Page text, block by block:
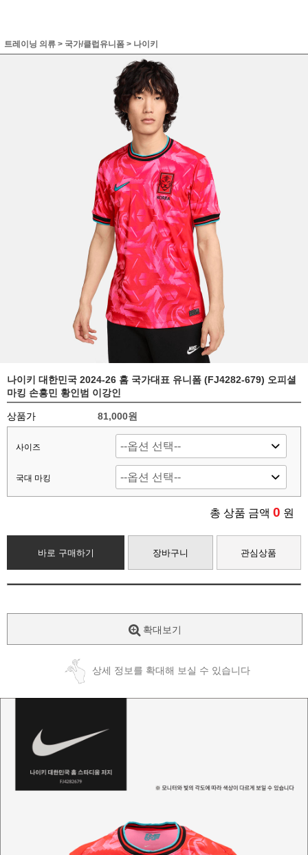
트레이닝 의류 > 국가/클럽유니폼 > 나이키
나이키 대한민국 2024-26 홈 국가대표 유니폼 (FJ4282-679) 오피셜
마킹 손흥민 황인범 이강인
상품가 81,000원
사이즈
국대 마킹
총 상품 금액 0 원
바로 구매하기 장바구니 관심상품
확대보기
상세 정보를 확대해 보실 수 있습니다